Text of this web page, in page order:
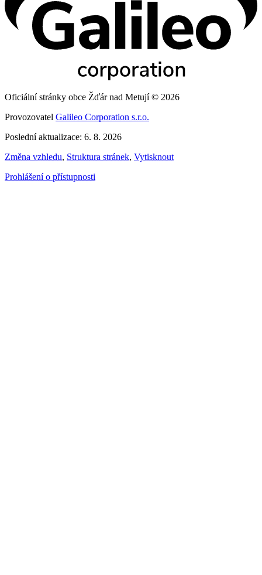
Oficiální stránky obce Žďár nad Metují © 2026
Provozovatel Galileo Corporation s.r.o.
Poslední aktualizace: 6. 8. 2026
Změna vzhledu, Struktura stránek, Vytisknout
Prohlášení o přístupnosti